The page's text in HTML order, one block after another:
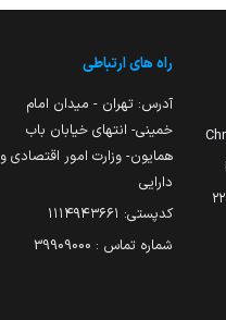
راه های ارتباطی
آدرس: تهران - میدان امام
خمینی- انتهای خیابان باب
همایون- وزارت امور اقتصادی و
دارایی
کدپستی: ۱۱۱۴۹۴۳۶۶۱
شماره تماس : 39909000